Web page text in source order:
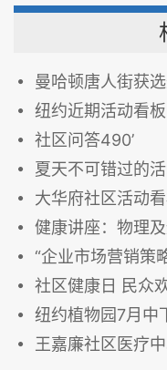
曼哈顿唐人街获
纽约近期活动看
社区问答490’
夏天不可错过的
大华府社区活动
健康讲座：物理
“企业市场营销策略
社区健康日 民众
纽约植物园7月中
王嘉廉社区医疗